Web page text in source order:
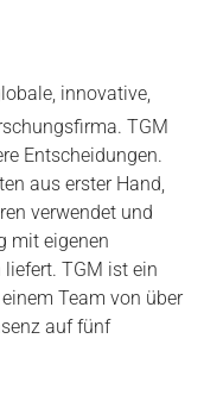
innovative,
TGM
Entscheidungen.
aus erster Hand,
verwendet und
mit eigenen
liefert. TGM ist ein
Team von über
auf fünf